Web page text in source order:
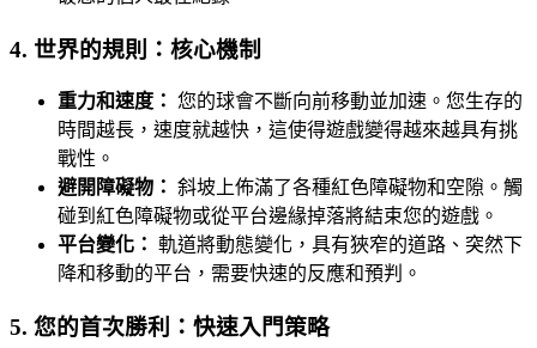
4. 世界的規則：核心機制
重力和速度： 您的球會不斷向前移動並加速。您生存的
時間越長，速度就越快，這使得遊戲變得越來越具有挑
戰性。
避開障礙物： 斜坡上佈滿了各種紅色障礙物和空隙。觸
碰到紅色障礙物或從平台邊緣掉落將結束您的遊戲。
平台變化： 軌道將動態變化，具有狹窄的道路、突然下
降和移動的平台，需要快速的反應和預判。
5. 您的首次勝利：快速入門策略